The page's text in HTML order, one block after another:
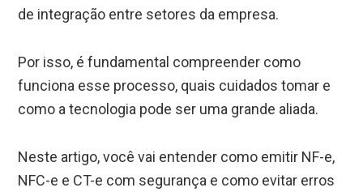
de integração entre setores da empresa.
Por isso, é fundamental compreender como
funciona esse processo, quais cuidados tomar e
como a tecnologia pode ser uma grande aliada.
Neste artigo, você vai entender como emitir NF-e,
NFC-e e CT-e com segurança e como evitar erros